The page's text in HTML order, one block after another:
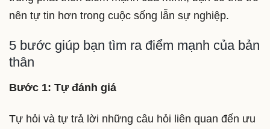
nên tự tin hơn trong cuộc sống lẫn sự nghiệp.
5 bước giúp bạn tìm ra điểm mạnh của bản
thân
Bước 1: Tự đánh giá
Tự hỏi và tự trả lời những câu hỏi liên quan đến ưu